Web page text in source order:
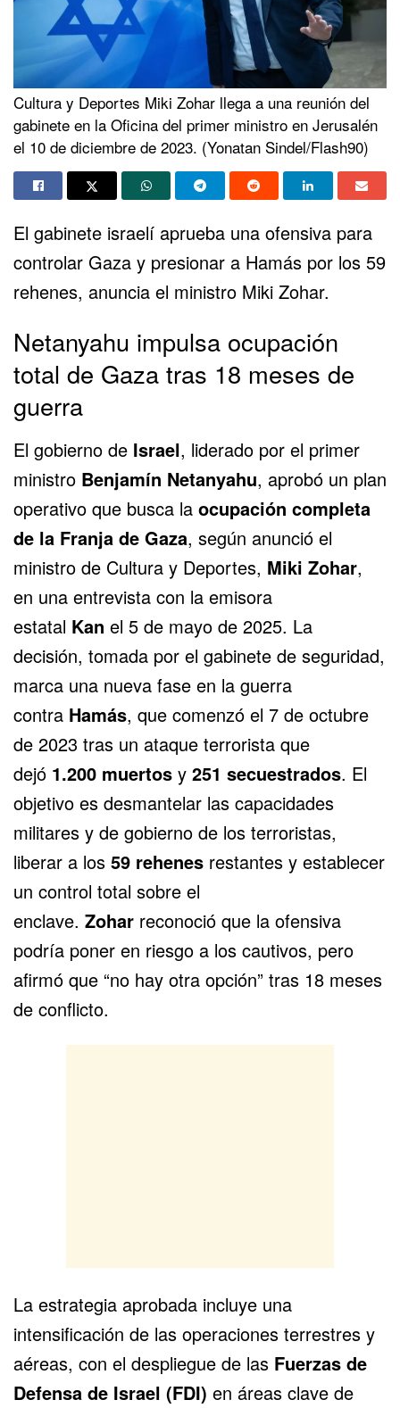
Cultura y Deportes Miki Zohar llega a una reunión del
gabinete en la Oficina del primer ministro en Jerusalén
el 10 de diciembre de 2023. (Yonatan Sindel/Flash90)
El gabinete israelí aprueba una ofensiva para
controlar Gaza y presionar a Hamás por los 59
rehenes, anuncia el ministro Miki Zohar.
Netanyahu impulsa ocupación
total de Gaza tras 18 meses de
guerra
El gobierno de Israel, liderado por el primer
ministro Benjamín Netanyahu, aprobó un plan
operativo que busca la ocupación completa
de la Franja de Gaza, según anunció el
ministro de Cultura y Deportes, Miki Zohar,
en una entrevista con la emisora
estatal Kan el 5 de mayo de 2025. La
decisión, tomada por el gabinete de seguridad,
marca una nueva fase en la guerra
contra Hamás, que comenzó el 7 de octubre
de 2023 tras un ataque terrorista que
dejó 1.200 muertos y 251 secuestrados. El
objetivo es desmantelar las capacidades
militares y de gobierno de los terroristas,
liberar a los 59 rehenes restantes y establecer
un control total sobre el
enclave. Zohar reconoció que la ofensiva
podría poner en riesgo a los cautivos, pero
afirmó que “no hay otra opción” tras 18 meses
de conflicto.
La estrategia aprobada incluye una
intensificación de las operaciones terrestres y
aéreas, con el despliegue de las Fuerzas de
Defensa de Israel (FDI) en áreas clave de